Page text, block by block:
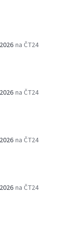
na ČT24
na ČT24
na ČT24
na ČT24